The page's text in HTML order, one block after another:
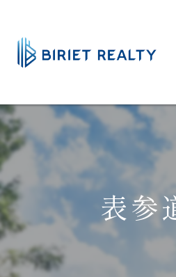
表参